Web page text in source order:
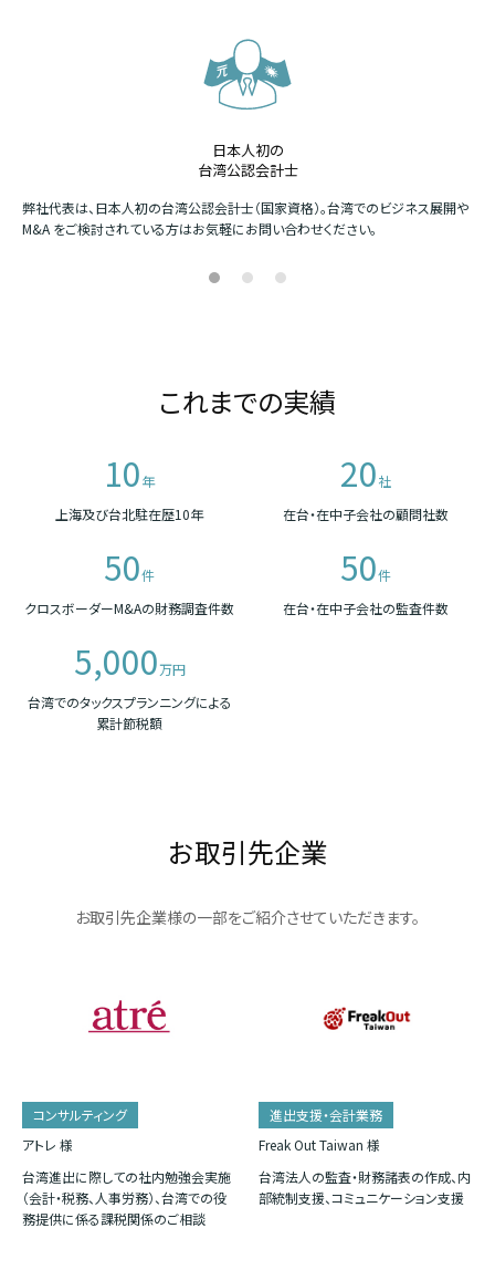
日本人初の
台湾公認会計士
弊社代表は、日本人初の台湾公認会計士（国家資格）。台湾でのビジネス展開や
M&A をご検討されている方はお気軽にお問い合わせください。
これまでの実績
10年
上海及び台北駐在歴10年
20社
在台・在中子会社の顧問社数
50件
クロスボーダーM&Aの財務調査件数
50件
在台・在中子会社の監査件数
5,000万円
台湾でのタックスプランニングによる
累計節税額
お取引先企業
お取引先企業様の一部をご紹介させていただきます。
コンサルティング
アトレ 様
台湾進出に際しての社内勉強会実施
（会計・税務、人事労務）、台湾での役
務提供に係る課税関係のご相談
進出支援・会計業務
Freak Out Taiwan 様
台湾法人の監査・財務諸表の作成、内
部統制支援、コミュニケーション支援